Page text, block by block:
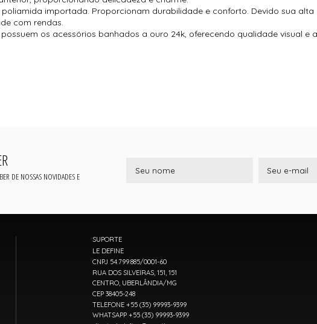
poliamida importada. Proporcionam durabilidade e conforto. Devido sua
com rendas.
os acessórios banhados a ouro 24k, oferecendo qualidade visual
DE NOSSAS NOVIDADES E
SUPORTE
LE DEFINE
CNPJ 54.799.885/0001-60
RUA DOS SILVEIRAS, 151, 151
CENTRO, UBERLÂNDIA/MG
CEP 38405-248
TELEFONE +55 (35) 99993-9399
WHATSAPP +55 (35) 99993-9399